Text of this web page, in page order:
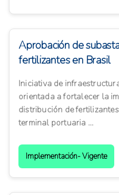
Aprobación de
fertilizantes en Brasil
Iniciativa de
orientada a fortalecer la
distribución de
terminal portuaria ...
Implementación- Vigente